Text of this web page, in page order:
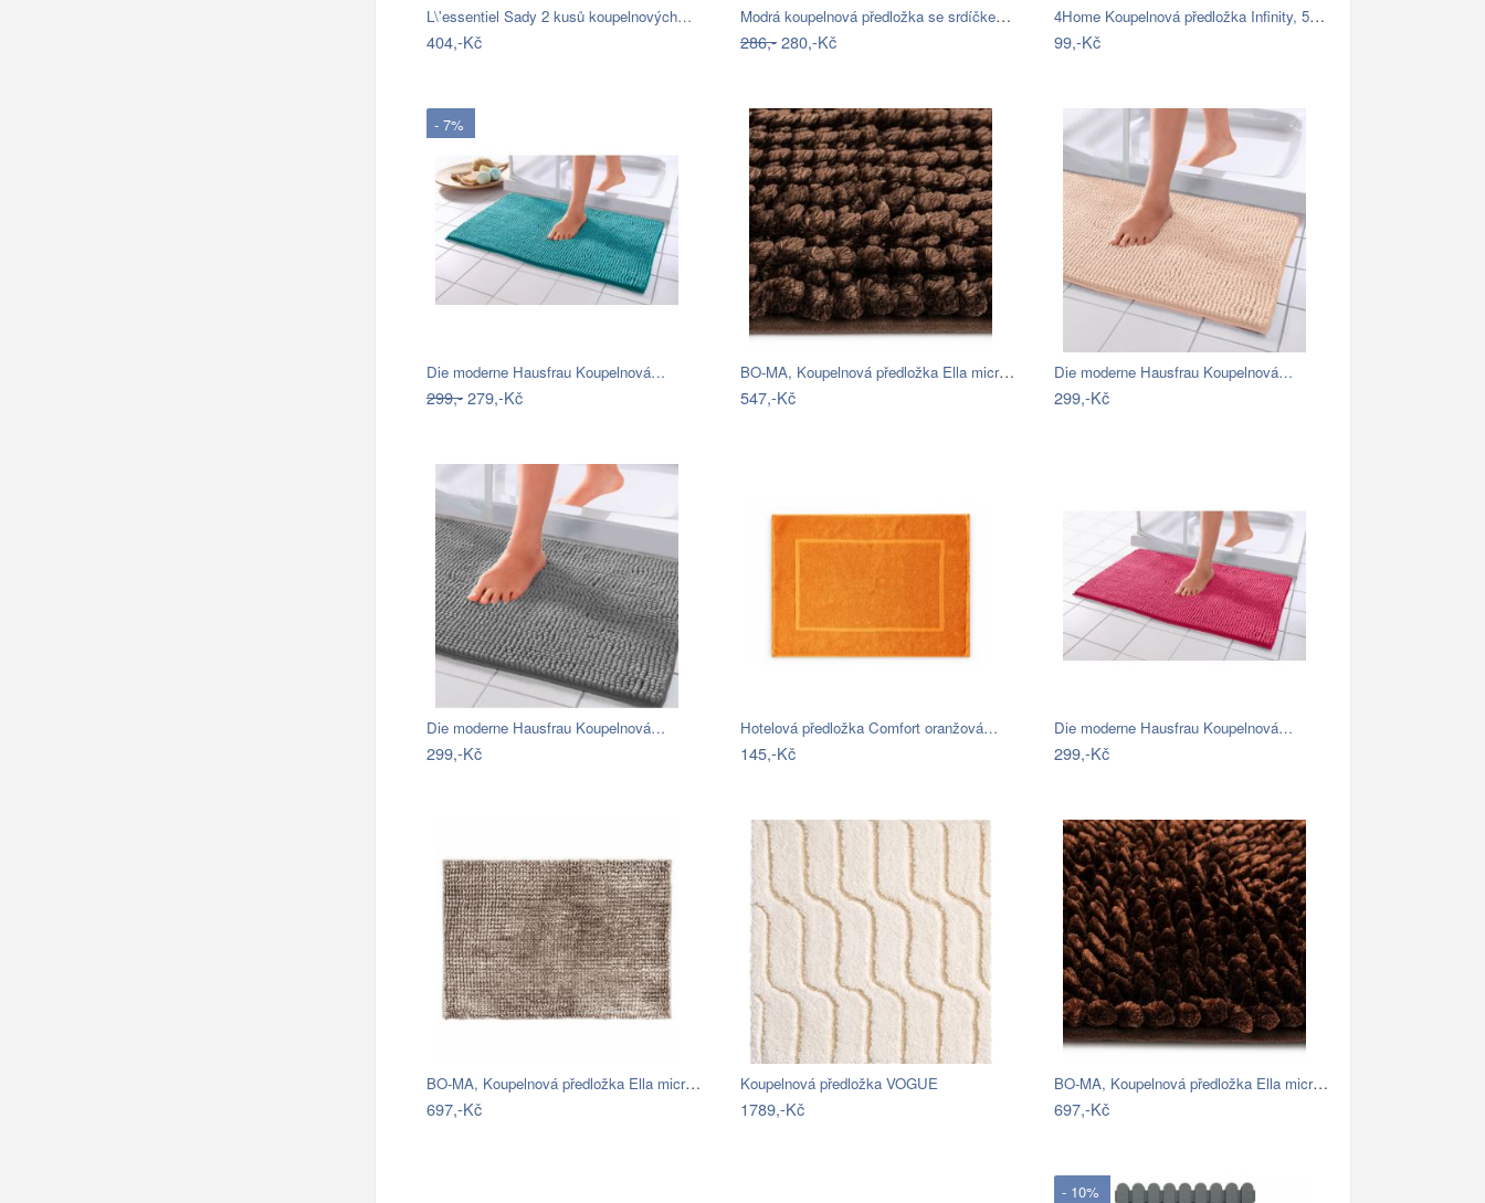
L\'essentiel Sady 2 kusů koupelnových…
404,-Kč
Modrá koupelnová předložka se srdíčkem …
286,-280,-Kč
4Home Koupelnová předložka Infinity, 50…
99,-Kč
- 7%
Die moderne Hausfrau Koupelnová…
299,-279,-Kč
BO-MA, Koupelnová předložka Ella micro…
547,-Kč
Die moderne Hausfrau Koupelnová…
299,-Kč
Die moderne Hausfrau Koupelnová…
299,-Kč
Hotelová předložka Comfort oranžová…
145,-Kč
Die moderne Hausfrau Koupelnová…
299,-Kč
BO-MA, Koupelnová předložka Ella micro…
697,-Kč
Koupelnová předložka VOGUE
1789,-Kč
BO-MA, Koupelnová předložka Ella micro…
697,-Kč
- 10%